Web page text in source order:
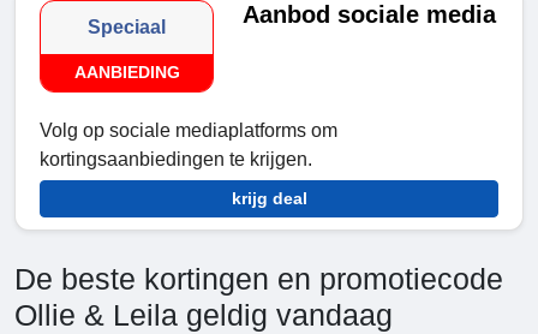
Speciaal
AANBIEDING
Aanbod sociale media
Volg op sociale mediaplatforms om
kortingsaanbiedingen te krijgen.
krijg deal
De beste kortingen en promotiecode
Ollie & Leila geldig vandaag